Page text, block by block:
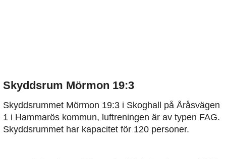
Skyddsrum Mörmon 19:3
Skyddsrummet Mörmon 19:3 i Skoghall på Åråsvägen
1 i Hammarös kommun, luftreningen är av typen FAG.
Skyddsrummet har kapacitet för 120 personer.